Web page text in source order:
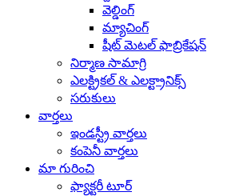
వెల్డింగ్
మ్యాచింగ్
షీట్ మెటల్ ఫాబ్రికేషన్
నిర్మాణ సామాగ్రి
ఎలక్ట్రికల్ & ఎలక్ట్రానిక్స్
సరుకులు
వార్తలు
ఇండస్ట్రీ వార్తలు
కంపెనీ వార్తలు
మా గురించి
ఫ్యాక్టరీ టూర్